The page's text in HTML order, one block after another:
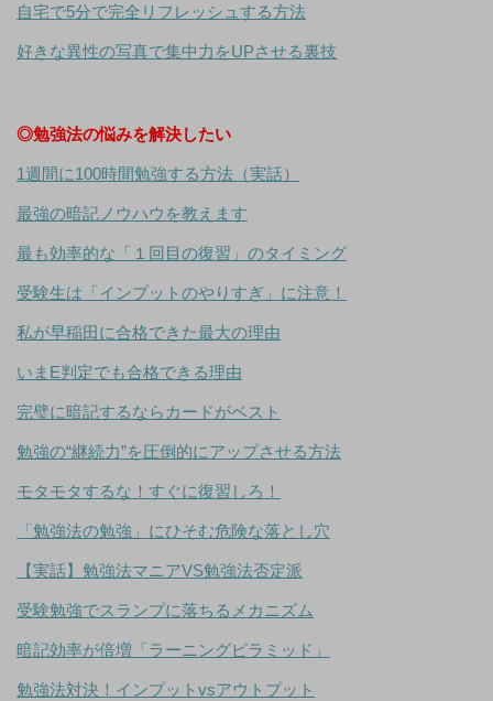
自宅で5分で完全リフレッシュする方法
好きな異性の写真で集中力をUPさせる裏技
◎勉強法の悩みを解決したい
1週間に100時間勉強する方法（実話）
最強の暗記ノウハウを教えます
最も効率的な「１回目の復習」のタイミング
受験生は「インプットのやりすぎ」に注意！
私が早稲田に合格できた最大の理由
いまE判定でも合格できる理由
完璧に暗記するならカードがベスト
勉強の“継続力”を圧倒的にアップさせる方法
モタモタするな！すぐに復習しろ！
「勉強法の勉強」にひそむ危険な落とし穴
【実話】勉強法マニアVS勉強法否定派
受験勉強でスランプに落ちるメカニズム
暗記効率が倍増「ラーニングピラミッド」
勉強法対決！インプットvsアウトプット